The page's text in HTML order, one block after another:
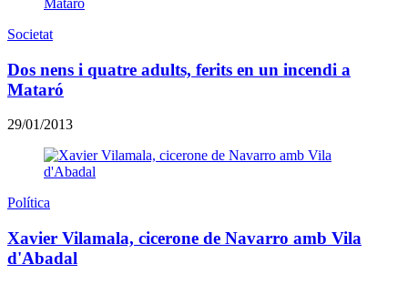
Societat
Dos nens i quatre adults, ferits en un incendi a
Mataró
29/01/2013
Política
Xavier Vilamala, cicerone de Navarro amb Vila
d'Abadal